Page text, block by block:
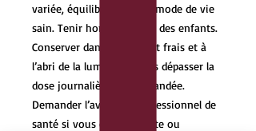
variée, équilibrée et d’un mode de vie
sain. Tenir hors de portée des enfants.
Conserver dans un endroit frais et à
l’abri de la lumière. Ne pas dépasser la
dose journalière recommandée.
Demander l’avis d’un professionnel de
santé si vous êtes enceinte ou